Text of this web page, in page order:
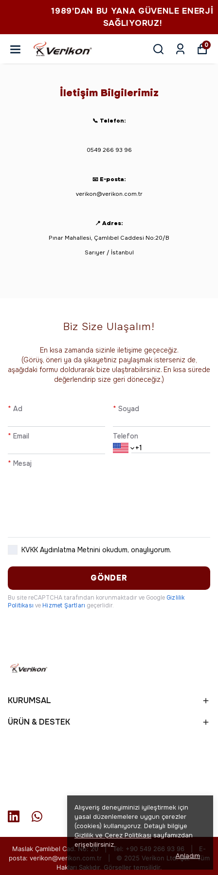
1989'DAN BU YANA GÜVENLE ENERJI
SAĞLIYORUZ!
0
Alışveriş deneyiminizi iyileştirmek için
yasal düzenlemelere uygun çerezler
(cookies) kullanıyoruz. Detaylı bilgiye
Gizlilik ve Çerez Politikasısayfamızdan
erişebilirsiniz.
Anladım
İletişim Bilgilerimiz
📞 Telefon:
0549 266 93 96
📧 E-posta:
verikon@verikon.com.tr
📍 Adres:
Pınar Mahallesi, Çamlıbel Caddesi No:20/B
Sarıyer / İstanbul
Biz Size Ulaşalım!
En kısa zamanda sizinle iletişime geçeceğiz.
(Görüş, öneri ya da şikayetiniz paylaşmak isterseniz de,
aşağıdaki formu doldurarak bize ulaştırabilirsiniz. En kısa sürede
değerlendirip size geri döneceğiz.)
* Ad * Soyad
* Email Telefon
* Mesaj
KVKK Aydınlatma Metnini okudum, onaylıyorum.
GÖNDER
Bu site reCAPTCHA tarafından korunmaktadır ve Google Gizlilik
Politikasıve Hizmet Şartları geçerlidir.
KURUMSAL
ÜRÜN & DESTEK
Maslak Çamlıbel Cad. No: 20 | Tel: +90 549 266 93 96 | E-
posta: verikon@verikon.com.tr| © 2025 Verikon Ltd. Şti. – Tüm
Hakları Saklıdır. Görseller temsilidir.